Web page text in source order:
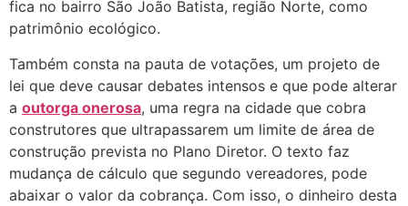
fica no bairro São João Batista, região Norte, como
patrimônio ecológico.
Também consta na pauta de votações, um projeto de
lei que deve causar debates intensos e que pode alterar
a outorga onerosa, uma regra na cidade que cobra
construtores que ultrapassarem um limite de área de
construção prevista no Plano Diretor. O texto faz
mudança de cálculo que segundo vereadores, pode
abaixar o valor da cobrança. Com isso, o dinheiro desta